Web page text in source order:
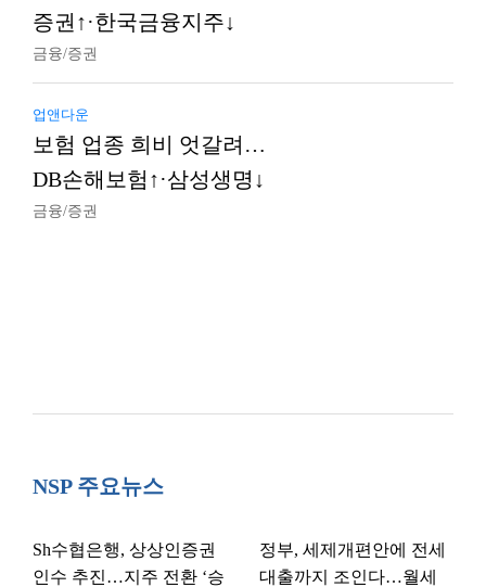
증권↑·한국금융지주↓
금융/증권
업앤다운
보험 업종 희비 엇갈려…
DB손해보험↑·삼성생명↓
금융/증권
NSP 주요뉴스
Sh수협은행, 상상인증권
인수 추진…지주 전환 ‘승
정부, 세제개편안에 전세
대출까지 조인다…월세